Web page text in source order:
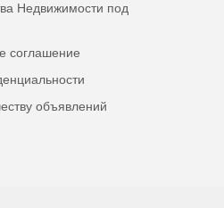
Недвижимости под
соглашение
объявлений